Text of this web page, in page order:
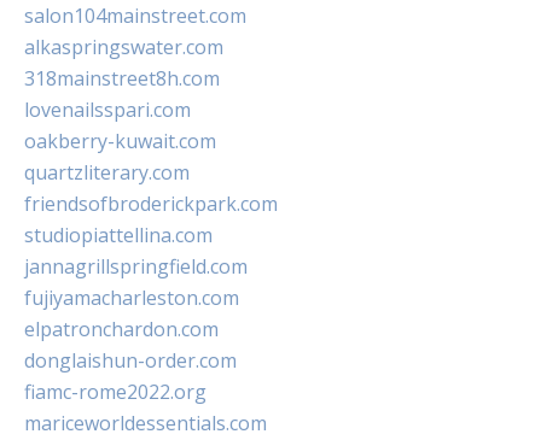
salon104mainstreet.com
alkaspringswater.com
318mainstreet8h.com
lovenailsspari.com
oakberry-kuwait.com
quartzliterary.com
friendsofbroderickpark.com
studiopiattellina.com
jannagrillspringfield.com
fujiyamacharleston.com
elpatronchardon.com
donglaishun-order.com
fiamc-rome2022.org
mariceworldessentials.com